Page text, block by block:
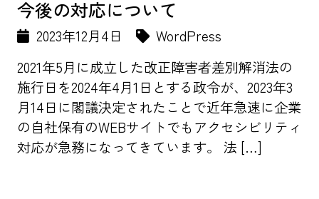
今後の対応について
2023年12月4日
WordPress
2021年5月に成立した改正障害者差別解消法の
施行日を2024年4月1日とする政令が、2023年3
月14日に閣議決定されたことで近年急速に企業
の自社保有のWEBサイトでもアクセシビリティ
対応が急務になってきています。 法 […]